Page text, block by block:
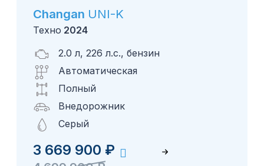
Changan UNI-K
Техно 2024
2.0 л, 226 л.с., бензин
Автоматическая
Полный
Внедорожник
Серый
3 669 900 ₽